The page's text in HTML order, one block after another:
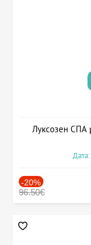
Луксозен СПА
-20%
96.50€